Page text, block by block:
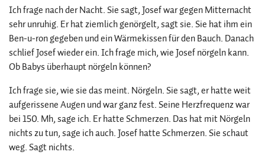
Ich frage nach der Nacht. Sie sagt, Josef war gegen Mitternacht
sehr unruhig. Er hat ziemlich genörgelt, sagt sie. Sie hat ihm ein
Ben-u-ron gegeben und ein Wärmekissen für den Bauch. Danach
schlief Josef wieder ein. Ich frage mich, wie Josef nörgeln kann.
Ob Babys überhaupt nörgeln können?
Ich frage sie, wie sie das meint. Nörgeln. Sie sagt, er hatte weit
aufgerissene Augen und war ganz fest. Seine Herzfrequenz war
bei 150. Mh, sage ich. Er hatte Schmerzen. Das hat mit Nörgeln
nichts zu tun, sage ich auch. Josef hatte Schmerzen. Sie schaut
weg. Sagt nichts.